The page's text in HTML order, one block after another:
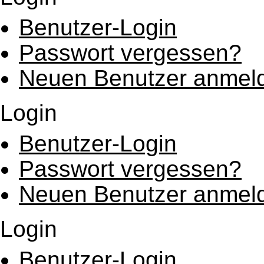
Benutzer-Login
Passwort vergessen?
Neuen Benutzer
Login
Benutzer-Login
Passwort vergessen?
Neuen Benutzer
Login